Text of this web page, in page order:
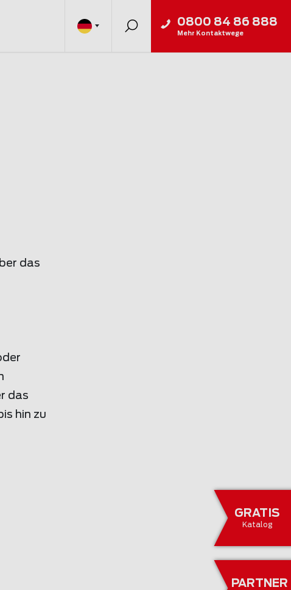
GRATIS
Katalog
PARTNER
0800 84 86 888
Mehr Kontaktwege
das
das
hin zu